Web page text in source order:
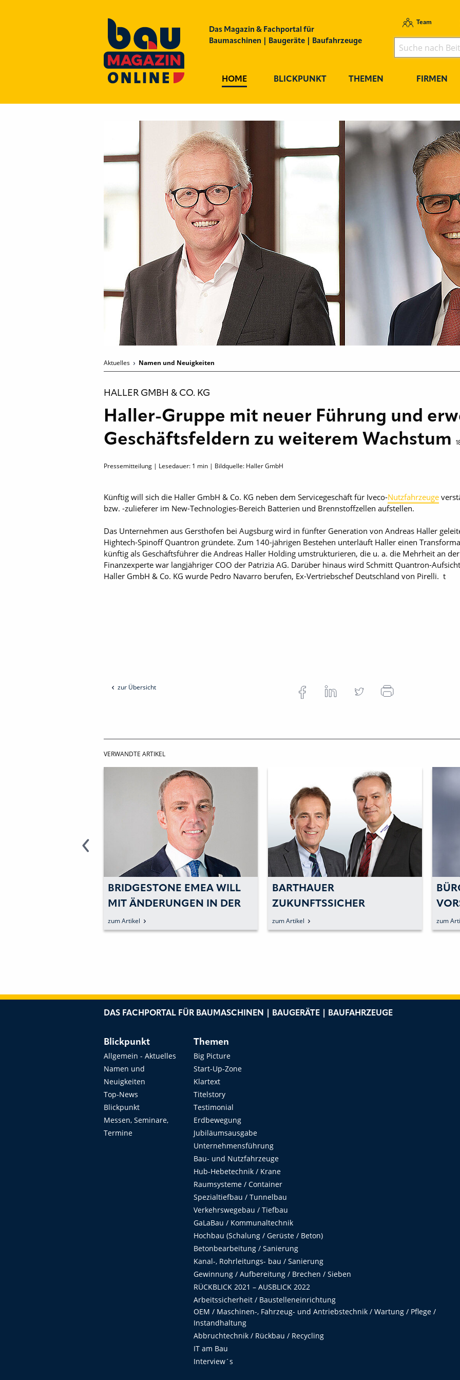
Das Magazin & Fachportal für
Baumaschinen | Baugeräte | Baufahrzeuge
Team
HOME BLICKPUNKT THEMEN FIRMEN
Aktuelles Namen und Neuigkeiten
HALLER GMBH & CO. KG
Haller-Gruppe mit neuer Führung und
Geschäftsfeldern zu weiterem Wachstum
Pressemitteilung | Lesedauer: 1 min | Bildquelle: Haller GmbH
Künftig will sich die Haller GmbH & Co. KG neben dem Servicegeschäft für Iveco-Nutzfahrzeuge
bzw. -zulieferer im New-Technologies-Bereich Batterien und Brennstoffzellen aufstellen.
Das Unternehmen aus Gersthofen bei Augsburg wird in fünfter Generation von Andreas Haller
Hightech-Spinoff Quantron gründete. Zum 140-jährigen Bestehen unterläuft Haller einen
künftig als Geschäftsführer die Andreas Haller Holding umstrukturieren, die u. a. die Mehrheit an
Finanzexperte war langjähriger COO der Patrizia AG. Darüber hinaus wird Schmitt Quantron-
Haller GmbH & Co. KG wurde Pedro Navarro berufen, Ex-Vertriebschef Deutschland von Pirelli. t
zur Übersicht
VERWANDTE ARTIKEL
BRIDGESTONE EMEA WILL
MIT ÄNDERUNGEN IN DER
FÜHRUNGSEBENE DIE
DIGITALE
zum Artikel
BARTHAUER
ZUKUNFTSSICHER
AUFGESTELLT -
VERÄNDERUNGEN IN DER
zum Artikel zum
DAS FACHPORTAL FÜR BAUMASCHINEN | BAUGERÄTE | BAUFAHRZEUGE
Blickpunkt
Allgemein - Aktuelles
Namen und
Neuigkeiten
Top-News
Blickpunkt
Messen, Seminare,
Termine
Themen
Big Picture
Start-Up-Zone
Klartext
Titelstory
Testimonial
Erdbewegung
Jubiläumsausgabe
Unternehmensführung
Bau- und Nutzfahrzeuge
Hub-Hebetechnik / Krane
Raumsysteme / Container
Spezialtiefbau / Tunnelbau
Verkehrswegebau / Tiefbau
GaLaBau / Kommunaltechnik
Hochbau (Schalung / Gerüste / Beton)
Betonbearbeitung / Sanierung
Kanal-, Rohrleitungs- bau / Sanierung
Gewinnung / Aufbereitung / Brechen / Sieben
RÜCKBLICK 2021 – AUSBLICK 2022
Arbeitssicherheit / Baustelleneinrichtung
OEM / Maschinen-, Fahrzeug- und Antriebstechnik / Wartung / Pflege /
Instandhaltung
Abbruchtechnik / Rückbau / Recycling
IT am Bau
Interview´s